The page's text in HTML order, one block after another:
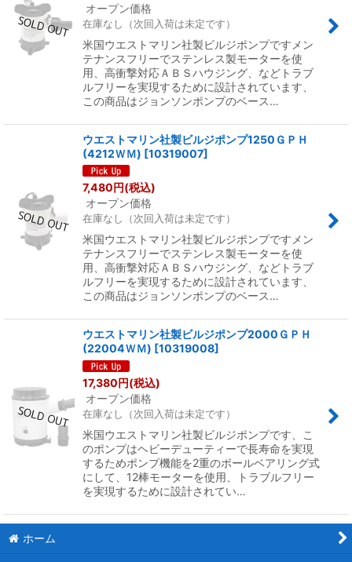
オープン価格
在庫なし（次回入荷は未定です）
米国ウエストマリン社製ビルジポンプですメン
テナンスフリーでステンレス製モーターを使
用、高衝撃対応ＡＢＳハウジング、などトラブ
ルフリーを実現するために設計されています、
この商品はジョンソンポンプのベース…
ウエストマリン社製ビルジポンプ1250ＧＰＨ
(4212ＷＭ) [10319007]
7,480円(税込)
オープン価格
在庫なし（次回入荷は未定です）
米国ウエストマリン社製ビルジポンプですメン
テナンスフリーでステンレス製モーターを使
用、高衝撃対応ＡＢＳハウジング、などトラブ
ルフリーを実現するために設計されています、
この商品はジョンソンポンプのベース…
ウエストマリン社製ビルジポンプ2000ＧＰＨ
(22004ＷＭ) [10319008]
17,380円(税込)
オープン価格
在庫なし（次回入荷は未定です）
米国ウエストマリン社製ビルジポンプです、こ
のポンプはヘビーデューティーで長寿命を実現
するためポンプ機能を2重のボールベアリング式
にして、12棒モーターを使用、トラブルフリー
を実現するために設計されてい…
ホーム